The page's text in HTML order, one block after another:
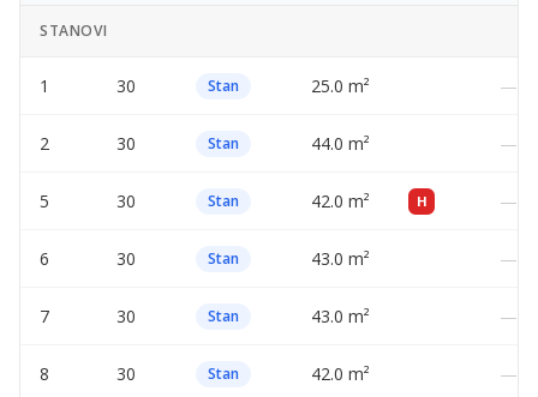
STANOVI
1 30 Stan 25.0 m² —
2 30 Stan 44.0 m² —
5 30 Stan 42.0 m² H —
6 30 Stan 43.0 m² —
7 30 Stan 43.0 m² —
8 30 Stan 42.0 m² —